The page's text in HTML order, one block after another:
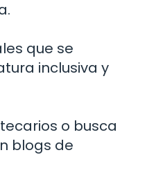
que se
inclusiva y
o busca
blogs de